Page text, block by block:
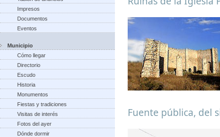
Impresos
Documentos
Eventos
Municipio
Cómo llegar
Directorio
Escudo
Historia
Monumentos
Fiestas y tradiciones
Visitas de interés
Fotos del ayer
Dónde dormir
Fuente pública, del